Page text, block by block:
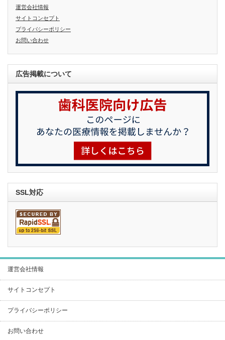
運営会社情報
サイトコンセプト
プライバシーポリシー
お問い合わせ
広告掲載について
SSL対応
運営会社情報
サイトコンセプト
プライバシーポリシー
お問い合わせ